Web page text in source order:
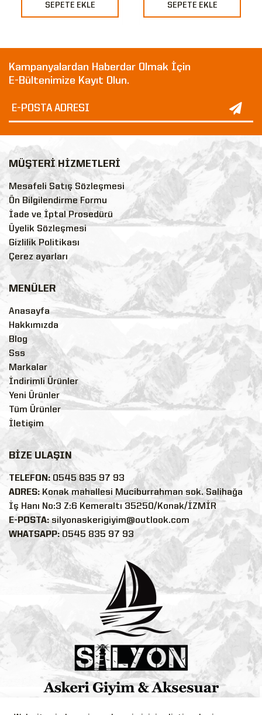
SEPETE EKLE SEPETE EKLE
Kampanyalardan Haberdar Olmak İçin
E-Bültenimize Kayıt Olun.
MÜŞTERİ HİZMETLERİ
Mesafeli Satış Sözleşmesi
Ön Bilgilendirme Formu
İade ve İptal Prosedürü
Üyelik Sözleşmesi
Gizlilik Politikası
Çerez ayarları
MENÜLER
Anasayfa
Hakkımızda
Blog
Sss
Markalar
İndirimli Ürünler
Yeni Ürünler
Tüm Ürünler
İletişim
BİZE ULAŞIN
TELEFON: 0545 835 97 93
ADRES:Konak mahallesi Muciburrahman sok. Salihağa
İş Hanı No:3 Z:6 Kemeraltı 35250/Konak/İZMİR
E-POSTA: silyonaskerigiyim@outlook.com
WHATSAPP: 0545 835 97 93